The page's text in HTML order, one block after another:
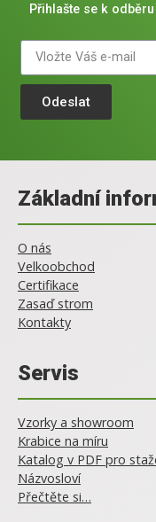
Přihlašte se k
Odeslat
Základní
O nás
Velkoobchod
Certifikace
Zasaď strom
Kontakty
Servis
Vzorky a showroom
Krabice na míru
Katalog v PDF pro
Názvosloví
Přečtěte si…